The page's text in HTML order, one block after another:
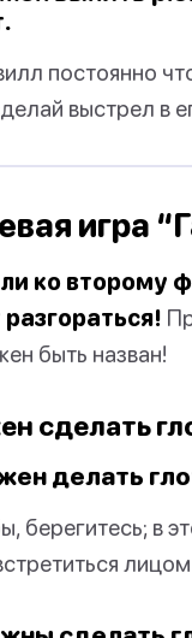
постоянно
выстрел в
игра
ко второму
быть назван!
сделать
делать
берегитесь; в